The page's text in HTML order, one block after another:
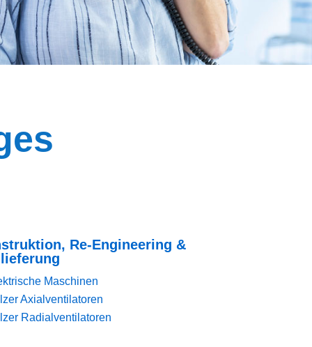
Re-Engineering &
Maschinen
Axialventilatoren
Radialventilatoren